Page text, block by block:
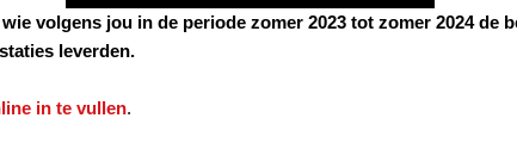
volgens jou in de periode zomer 2023 tot zomer 2024 de
leverden.
in te vullen.